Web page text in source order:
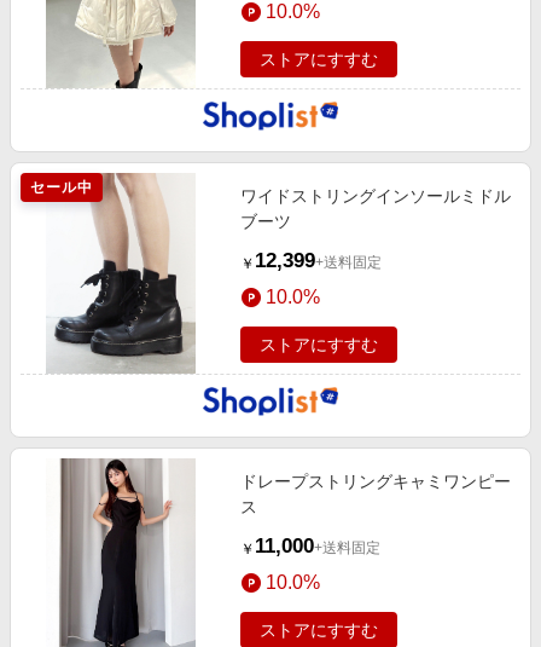
10.0%
ストアにすすむ
セール中
ワイドストリングインソールミドル
ブーツ
￥ 12,399+送料固定
10.0%
ストアにすすむ
ドレープストリングキャミワンピー
ス
￥ 11,000+送料固定
10.0%
ストアにすすむ